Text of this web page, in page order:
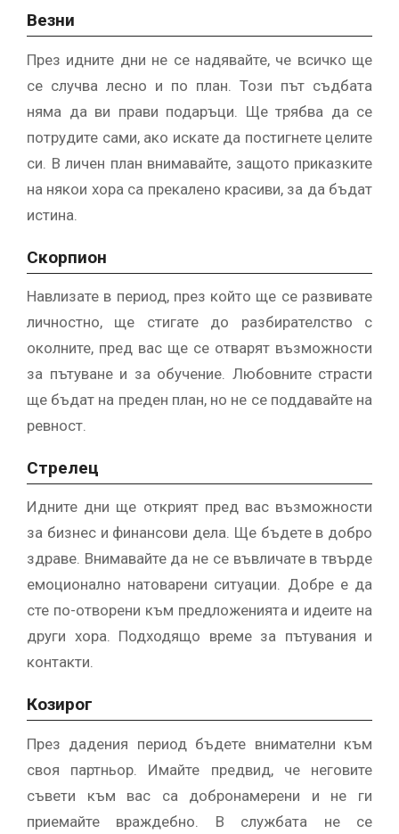
Везни
През идните дни не се надявайте, че всичко ще
се случва лесно и по план. Този път съдбата
няма да ви прави подаръци. Ще трябва да се
потрудите сами, ако искате да постигнете целите
си. В личен план внимавайте, защото приказките
на някои хора са прекалено красиви, за да бъдат
истина.
Скорпион
Навлизате в период, през който ще се развивате
личностно, ще стигате до разбирателство с
околните, пред вас ще се отварят възможности
за пътуване и за обучение. Любовните страсти
ще бъдат на преден план, но не се поддавайте на
ревност.
Стрелец
Идните дни ще открият пред вас възможности
за бизнес и финансови дела. Ще бъдете в добро
здраве. Внимавайте да не се въвличате в твърде
емоционално натоварени ситуации. Добре е да
сте по-отворени към предложенията и идеите на
други хора. Подходящо време за пътувания и
контакти.
Козирог
През дадения период бъдете внимателни към
своя партньор. Имайте предвид, че неговите
съвети към вас са добронамерени и не ги
приемайте враждебно. В службата не се